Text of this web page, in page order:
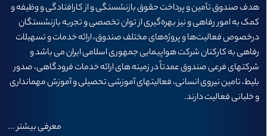
هدف صندوق تأمين و پرداخت حقوق بازنشستگی و از كارافتادگی و وظيفه و
كمک به امور رفاهی و نيز بهره‌گيری از توان تخصصی و تجربه بازنشستگان
درخصوص فعاليت‌ها و پروژه‌های مختلف صندوق، ارائه خدمات و تسهيلات
رفاهی به كاركنان شركت هواپيمايی جمهوری اسلامی ايران می باشد و
شرکتهای فرعی صندوق عمدتاً در زمینه های ارائه خدمات فرودگاهی، صدور
بلیط، تامین نیروی انسانی، فعالیتهای آموزشی تحصیلی و آموزش مهمانداری
و خلبانی فعالیت دارند.
معرفی بیشتر...